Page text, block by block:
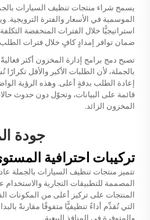
يسمح شراء منتجات تنظيف السيارات
الموسمية في الأسعار والفترة
استراتيجيًّا خلال الفترات المنخفضة
ضمان توافر إمدادٍ كافٍ خلال فترات
تصبح دمج برامج إدارة المخزون أكثر
بالجملة، لأن الطلبات الأكبر والأقل
إعادة الطلب بدقةٍ أعلى. وهذه الرؤية
قائمة على البيانات، وتحوّل دون حدوث
المخزون الزائد.
جودة
تركيبات احترافية
تتميز منتجات تنظيف السيارات بالجملة
المصممة للتطبيقات التجارية
المنتجات على تركيز أعلى من المكونات
التي تُقدِّم أداءً تنظيفيًّا متفوقًا مقارنةً
والمتوفرة في المنافذ البيعية.